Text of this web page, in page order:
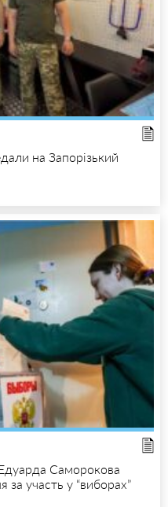
на Запорізький
Саморокова
за участь у “виборах”